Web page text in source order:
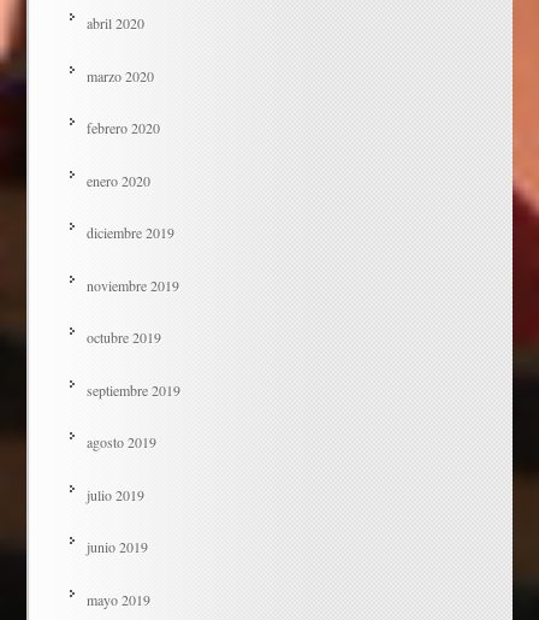
abril 2020
marzo 2020
febrero 2020
enero 2020
diciembre 2019
noviembre 2019
octubre 2019
septiembre 2019
agosto 2019
julio 2019
junio 2019
mayo 2019